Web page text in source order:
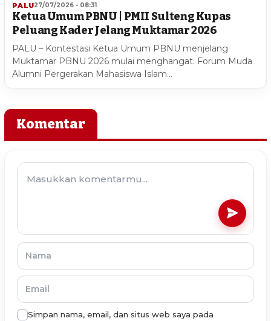
PALU27/07/2026 - 08:31
Ketua Umum PBNU | PMII Sulteng Kupas
Peluang Kader Jelang Muktamar 2026
PALU – Kontestasi Ketua Umum PBNU menjelang
Muktamar PBNU 2026 mulai menghangat. Forum Muda
Alumni Pergerakan Mahasiswa Islam…
Komentar
Simpan nama, email, dan situs web saya pada